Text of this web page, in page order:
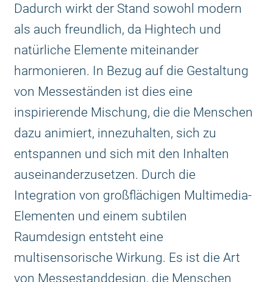
Dadurch wirkt der Stand sowohl modern
als auch freundlich, da Hightech und
natürliche Elemente miteinander
harmonieren. In Bezug auf die Gestaltung
von Messeständen ist dies eine
inspirierende Mischung, die die Menschen
dazu animiert, innezuhalten, sich zu
entspannen und sich mit den Inhalten
auseinanderzusetzen. Durch die
Integration von großflächigen Multimedia-
Elementen und einem subtilen
Raumdesign entsteht eine
multisensorische Wirkung. Es ist die Art
von Messestanddesign, die Menschen